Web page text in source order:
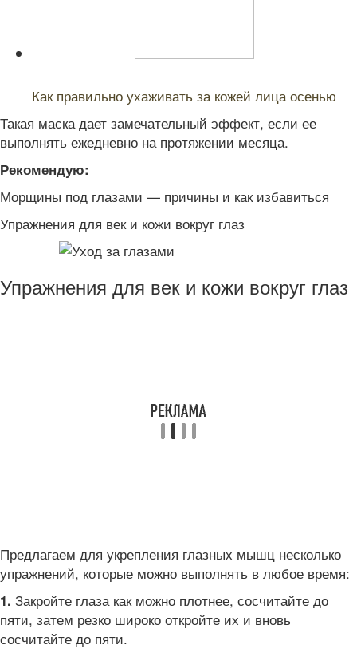
Как правильно ухаживать за кожей лица осенью
Такая маска дает замечательный эффект, если ее
выполнять ежедневно на протяжении месяца.
Рекомендую:
Морщины под глазами — причины и как избавиться
Упражнения для век и кожи вокруг глаз
Упражнения для век и кожи вокруг глаз
Предлагаем для укрепления глазных мышц несколько
упражнений, которые можно выполнять в любое время:
1. Закройте глаза как можно плотнее, сосчитайте до
пяти, затем резко широко откройте их и вновь
сосчитайте до пяти.